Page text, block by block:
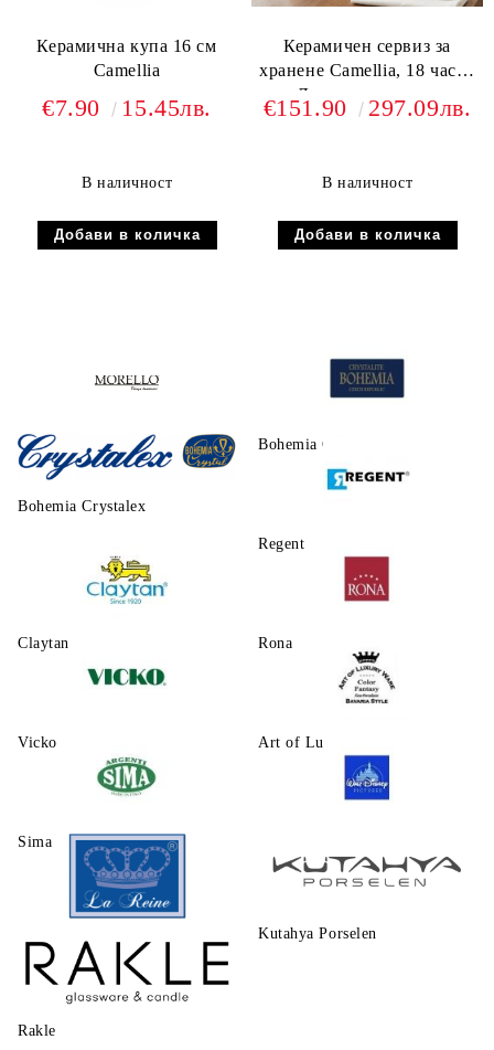
Керамична купа 16 см
Camellia
€7.90 15.45лв.
В наличност
Керамичен сервиз за
хранене Camellia, 18 части
– Луксозен комплект
чинии с флорален мотив
€151.90 297.09лв.
В наличност
Morello Bohemia Crystalite
Bohemia Crystalex
Regent
Claytаn Rona
Vicko Art of Luxury Ware
Sima
La Reine Kutahya Porselen
Rakle